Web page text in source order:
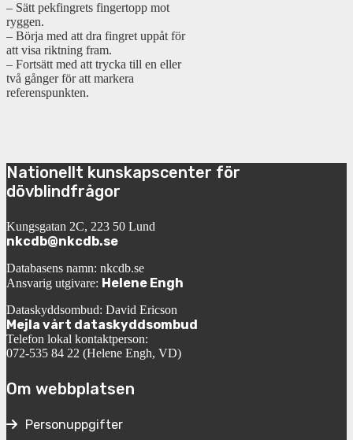
– Sätt pekfingrets fingertopp mot
ryggen.
– Börja med att dra fingret uppåt för
att visa riktning fram.
– Fortsätt med att trycka till en eller
två gånger för att markera
referenspunkten.
Nationellt kunskapscenter för
dövblindfrågor
Kungsgatan 2C, 223 50 Lund
nkcdb@nkcdb.se
Databasens namn: nkcdb.se
Ansvarig utgivare: Helene Engh
Dataskyddsombud: David Ericson
Mejla vårt dataskyddsombud
Telefon lokal kontaktperson:
072-535 84 22 (Helene Engh, VD)
Om webbplatsen
Personuppgifter